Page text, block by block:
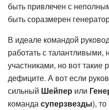
быть привлечен с
быть соразмерен
В идеале командой
работать с талантливыми,
участниками, но вот
дефиците. А вот если
сильный Шейпер или
командасуперзвезды),